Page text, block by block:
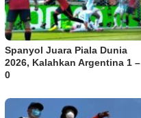
Spanyol Juara Piala Dunia
2026, Kalahkan Argentina 1 –
0